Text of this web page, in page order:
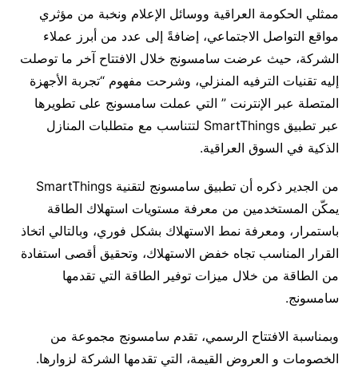
ممثلي الحكومة العراقية ووسائل الإعلام ونخبة من مؤثري
مواقع التواصل الاجتماعي، إضافةً إلى عدد من أبرز عملاء
الشركة، حيث عرضت سامسونج خلال الافتتاح آخر ما توصلت
إليه تقنيات الترفيه المنزلي، وشرحت مفهوم “تجربة الأجهزة
المتصلة عبر الإنترنت ” التي عملت سامسونج على تطويرها
عبر تطبيق SmartThings لتتناسب مع متطلبات المنازل
الذكية في السوق العراقية.
من الجدير ذكره أن تطبيق سامسونج لتقنية SmartThings
يمكّن المستخدمين من معرفة مستويات استهلاك الطاقة
باستمرار، ومعرفة نمط الاستهلاك بشكل فوري، وبالتالي اتخاذ
القرار المناسب تجاه خفض الاستهلاك، وتحقيق أقصى استفادة
من الطاقة من خلال ميزات توفير الطاقة التي تقدمها
سامسونج.
وبمناسبة الافتتاح الرسمي، تقدم سامسونج مجموعة من
الخصومات و العروض القيمة، التي تقدمها الشركة لزوارها.